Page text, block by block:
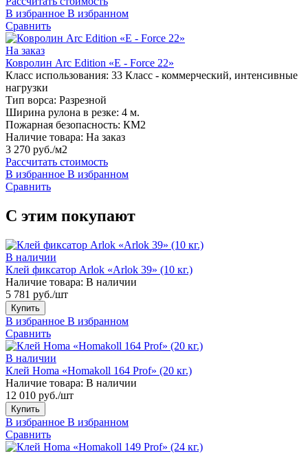
В избранное В избранном
Сравнить
На заказ
Ковролин Arc Edition «E - Force 22»
Класс использования: 33 Класс - коммерческий, интенсивные
нагрузки
Тип ворса: Разрезной
Ширина рулона в резке: 4 м.
Пожарная безопасность: КМ2
Наличие товара: На заказ
3 270 руб./м2
Рассчитать стоимость
В избранное В избранном
Сравнить
С этим покупают
В наличии
Клей фиксатор Arlok «Arlok 39» (10 кг.)
Наличие товара: В наличии
5 781 руб./шт
Купить
В избранное В избранном
Сравнить
В наличии
Клей Homa «Homakoll 164 Prof» (20 кг.)
Наличие товара: В наличии
12 010 руб./шт
Купить
В избранное В избранном
Сравнить